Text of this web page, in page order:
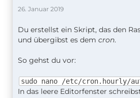
26. Januar 2019
Du erstellst ein Skript, das den
und übergibst es dem cron.
So gehst du vor:
sudo nano /etc/cron.hourly/
In das leere Editorfenster